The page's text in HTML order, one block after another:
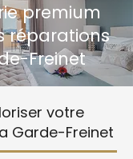
premium
réparations
Freinet
votre
Garde-Freinet